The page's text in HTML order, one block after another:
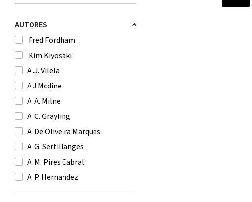
AUTORES
Fred Fordham
Kim Kiyosaki
A .J. Vilela
A J Mcdine
A. A. Milne
A. C. Grayling
A. De Oliveira Marques
A. G. Sertillanges
A. M. Pires Cabral
A. P. Hernandez
A. Saint-Exupery